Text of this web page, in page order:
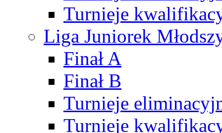
Turnieje
Liga Juniorek
Finał A
Finał B
Turnieje
Turnieje